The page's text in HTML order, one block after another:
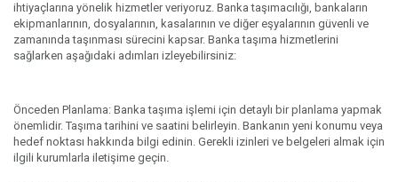
ihtiyaçlarına yönelik hizmetler veriyoruz. Banka taşımacılığı, bankaların
ekipmanlarının, dosyalarının, kasalarının ve diğer eşyalarının güvenli ve
zamanında taşınması sürecini kapsar. Banka taşıma hizmetlerini
sağlarken aşağıdaki adımları izleyebilirsiniz:
Önceden Planlama: Banka taşıma işlemi için detaylı bir planlama yapmak
önemlidir. Taşıma tarihini ve saatini belirleyin. Bankanın yeni konumu veya
hedef noktası hakkında bilgi edinin. Gerekli izinleri ve belgeleri almak için
ilgili kurumlarla iletişime geçin.